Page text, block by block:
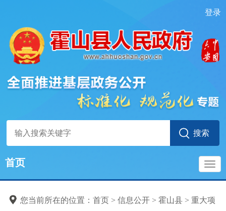
登录
首页
您当前所在的位置： 首页 > 信息公开 > 霍山县 > 重大项